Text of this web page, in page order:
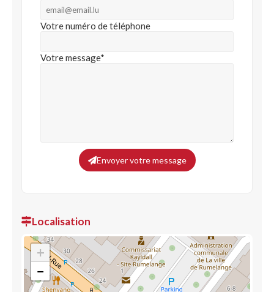
Votre numéro de téléphone
Votre message*
Envoyer votre message
Localisation
+
−